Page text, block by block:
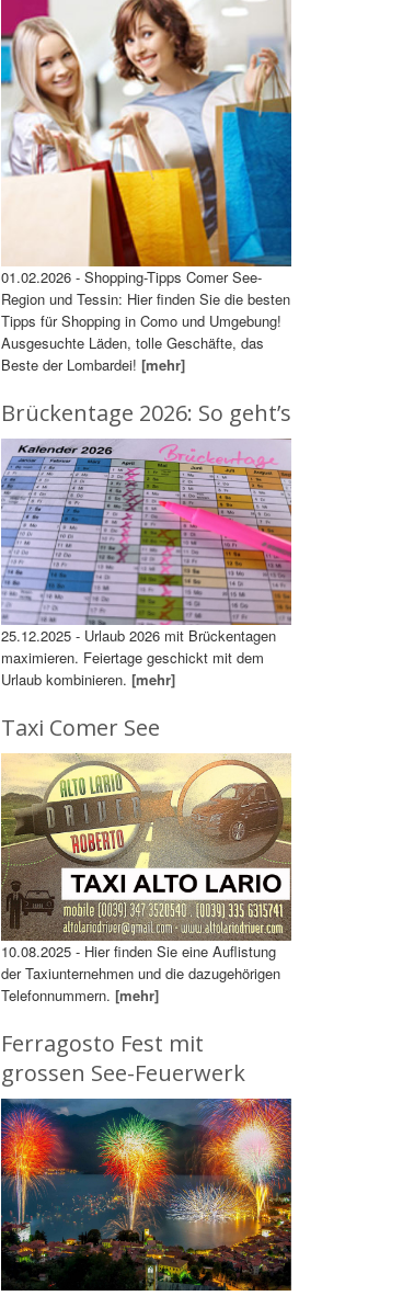
01.02.2026 - Shopping-Tipps Comer See-
Region und Tessin: Hier finden Sie die besten
Tipps für Shopping in Como und Umgebung!
Ausgesuchte Läden, tolle Geschäfte, das
Beste der Lombardei! [mehr]
Brückentage 2026: So geht’s
25.12.2025 - Urlaub 2026 mit Brückentagen
maximieren. Feiertage geschickt mit dem
Urlaub kombinieren. [mehr]
Taxi Comer See
10.08.2025 - Hier finden Sie eine Auflistung
der Taxiunternehmen und die dazugehörigen
Telefonnummern. [mehr]
Ferragosto Fest mit
grossen See-Feuerwerk